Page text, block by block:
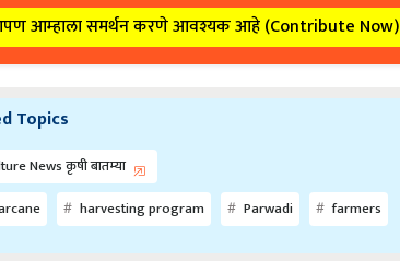
आम्हाला समर्थन करणे आवश्यक आहे (Contribute Now)
Topics
News कृषी बातम्या
harvesting program Parwadi farmers